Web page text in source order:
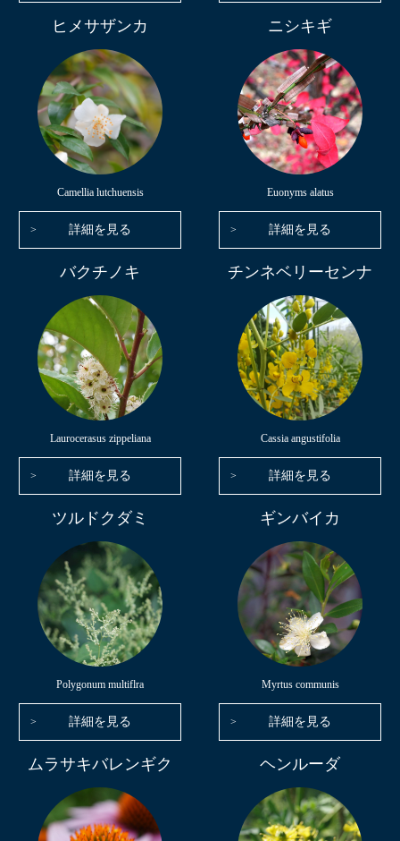
ヒメサザンカ
Camellia lutchuensis
詳細を見る
ニシキギ
Euonyms alatus
詳細を見る
バクチノキ
Laurocerasus zippeliana
詳細を見る
チンネベリーセンナ
Cassia angustifolia
詳細を見る
ツルドクダミ
Polygonum multiflra
詳細を見る
ギンバイカ
Myrtus communis
詳細を見る
ムラサキバレンギク ヘンルーダ